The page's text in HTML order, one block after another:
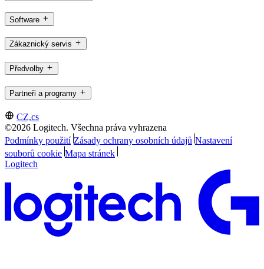
Software
Zákaznický servis
Předvolby
Partneři a programy
CZ,cs
©2026 Logitech. Všechna práva vyhrazena
Podmínky použití Zásady ochrany osobních údajů Nastavení
souborů cookie Mapa stránek
Logitech